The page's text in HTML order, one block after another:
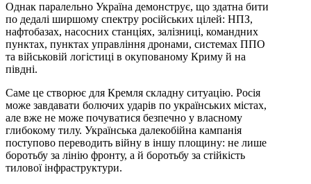
Однак паралельно Україна демонструє, що здатна бити
по дедалі ширшому спектру російських цілей: НПЗ,
нафтобазах, насосних станціях, залізниці, командних
пунктах, пунктах управління дронами, системах ППО
та військовій логістиці в окупованому Криму й на
півдні.
Саме це створює для Кремля складну ситуацію. Росія
може завдавати болючих ударів по українських містах,
але вже не може почуватися безпечно у власному
глибокому тилу. Українська далекобійна кампанія
поступово переводить війну в іншу площину: не лише
боротьбу за лінію фронту, а й боротьбу за стійкість
тилової інфраструктури.